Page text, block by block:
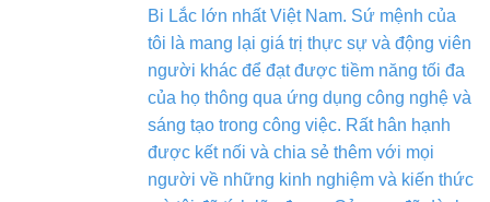
Bi Lắc lớn nhất Việt Nam. Sứ mệnh của
tôi là mang lại giá trị thực sự và động viên
người khác để đạt được tiềm năng tối đa
của họ thông qua ứng dụng công nghệ và
sáng tạo trong công việc. Rất hân hạnh
được kết nối và chia sẻ thêm với mọi
người về những kinh nghiệm và kiến thức